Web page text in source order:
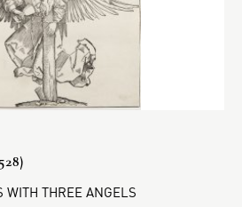
WITH THREE ANGELS